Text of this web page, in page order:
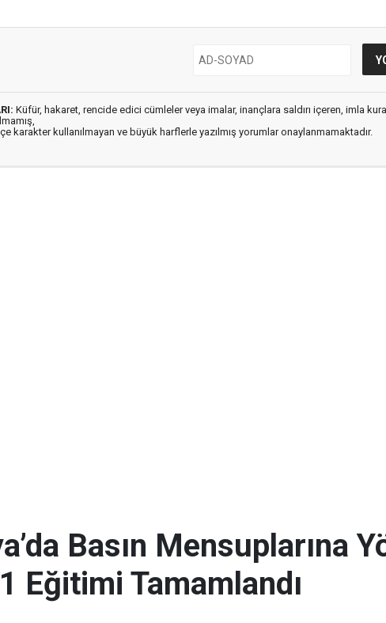
Küfür, hakaret, rencide edici cümleler veya imalar, inançlara saldırı içeren, imla
karakter kullanılmayan ve büyük harflerle yazılmış yorumlar onaylanmamaktadır.
Basın Mensuplarına
Eğitimi Tamamlandı